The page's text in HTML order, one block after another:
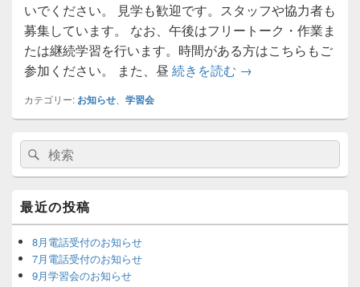
いでください。 見学も歓迎です。スタッフや協力者も
募集しています。 なお、午後はフリートーク・作業ま
たは継続学習を行います。時間がある方はこちらもご
参加ください。 また、昼 続きを読む 7月学習会のお知ら
→
カテゴリー: お知らせ 学習会
メ
ン
サ
ド
バ
ー
ウ
ジ
検
索:
検
索
最近の投稿
8月電話受付のお知らせ
7月電話受付のお知らせ
9月学習会のお知らせ